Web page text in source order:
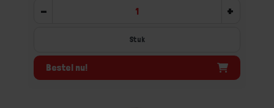
- +
Stuk
Bestel nu!